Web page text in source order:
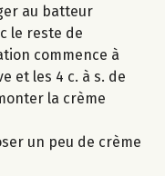
au batteur
le reste de
commence à
et les 4 c. à s. de
la crème
un peu de crème